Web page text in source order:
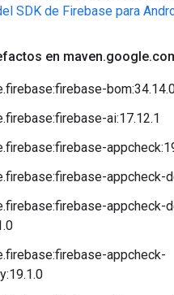
SDK de Firebase para
en maven.google.
ai:17.12.1
appcheck-
appcheck-
appcheck-